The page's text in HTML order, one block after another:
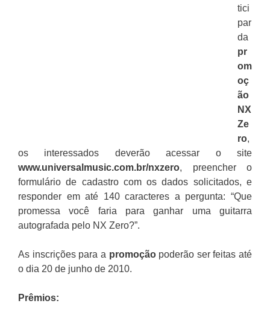
tici
par
da
pr
om
oç
ão
NX
Ze
ro,
os interessados deverão acessar o site
www.universalmusic.com.br/nxzero, preencher o
formulário de cadastro com os dados solicitados, e
responder em até 140 caracteres a pergunta: “Que
promessa você faria para ganhar uma guitarra
autografada pelo NX Zero?”.
As inscrições para a promoçãopoderão ser feitas até
o dia 20 de junho de 2010.
Prêmios: